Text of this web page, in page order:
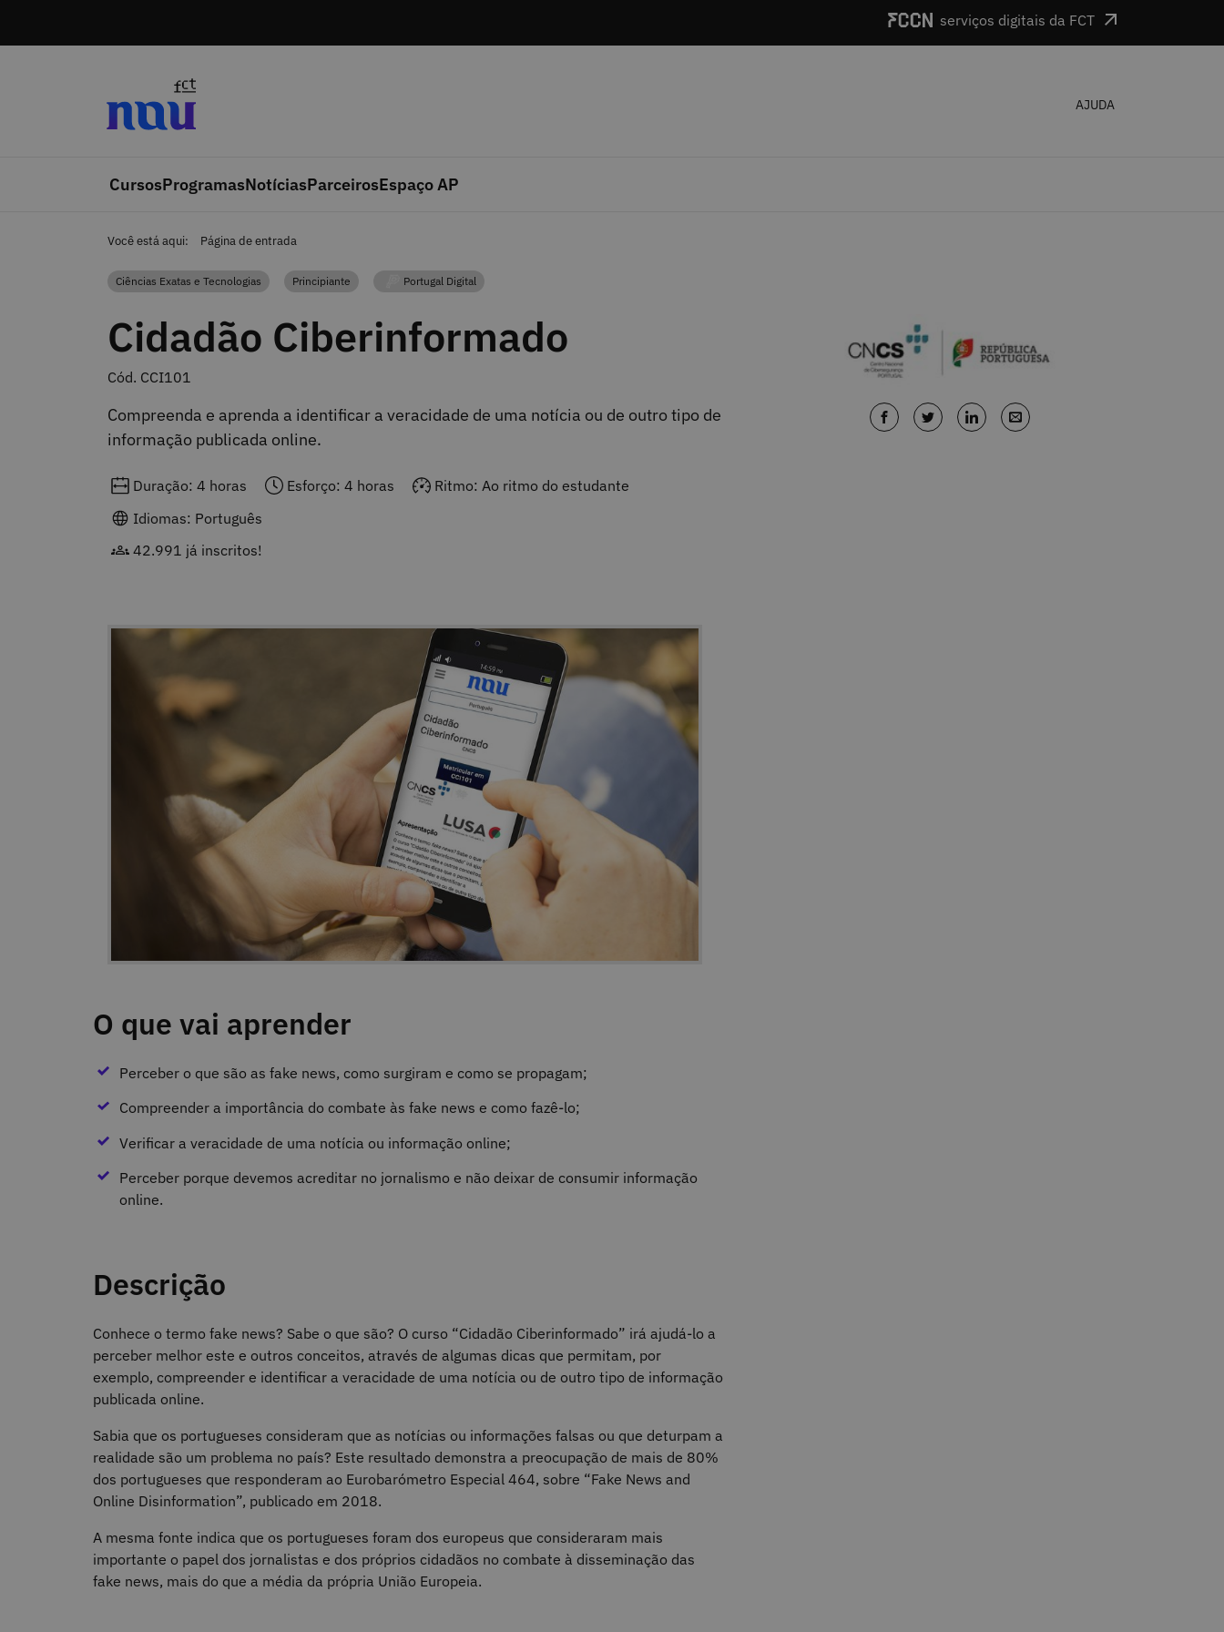
serviços digitais da FCT
AJUDA
CursosProgramasNotíciasParceirosEspaço AP
Você está aqui: Página de entrada
Cidadão Ciberinformado
Cód. CCI101
Categoria
Ciências Exatas e Tecnologias Categoria
Principiante Categoria
Portugal Digital
Compreenda e aprenda a identificar a veracidade de uma notícia ou de outro tipo de
informação publicada online.
Duração: 4 horas Esforço: 4 horas
Ritmo: Ao ritmo do estudante
Idiomas: Português
42.991 já inscritos!
O que vai aprender
Perceber o que são as fake news, como surgiram e como se propagam;
Compreender a importância do combate às fake news e como fazê-lo;
Verificar a veracidade de uma notícia ou informação online;
Perceber porque devemos acreditar no jornalismo e não deixar de consumir informação
online.
Descrição
Conhece o termo fake news? Sabe o que são? O curso “Cidadão Ciberinformado” irá ajudá-lo a
perceber melhor este e outros conceitos, através de algumas dicas que permitam, por
exemplo, compreender e identificar a veracidade de uma notícia ou de outro tipo de informação
publicada online.
Sabia que os portugueses consideram que as notícias ou informações falsas ou que deturpam a
realidade são um problema no país? Este resultado demonstra a preocupação de mais de 80%
dos portugueses que responderam ao Eurobarómetro Especial 464, sobre “Fake News and
Online Disinformation”, publicado em 2018.
A mesma fonte indica que os portugueses foram dos europeus que consideraram mais
importante o papel dos jornalistas e dos próprios cidadãos no combate à disseminação das
fake news, mais do que a média da própria União Europeia.